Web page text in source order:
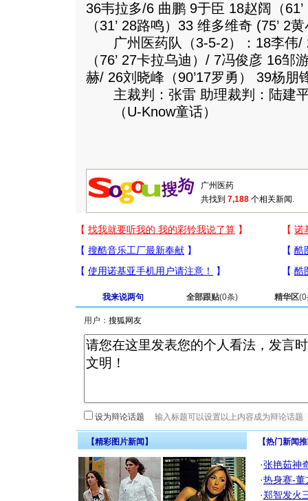
36韦拉多/6 曲鹏 9于臣 18赵阔（
（31’ 28路鸣）33 维多维奇 (75’ 2
广州医药队（3-5-2）：18李伟/
（76’ 27卡拉乌迪）/ 7冯俊彦 16邹
赫/ 26刘晓峰（90’17罗勇） 39杨朋
主裁判：张雷 助理裁判：陆建
（U-Know童话）
共找到 7,188 个相关新闻.
我来说两句 全部跟贴(0条) 精华区(0
用户：
设为辩论话题
【精彩图片新闻】 【热门新闻
·张艳茹神
·热身赛-董
·郑智发火